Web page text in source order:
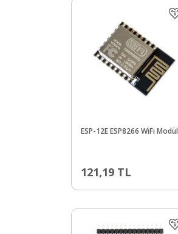
ESP-12E ESP8266 WiFi Modül
121,19 TL